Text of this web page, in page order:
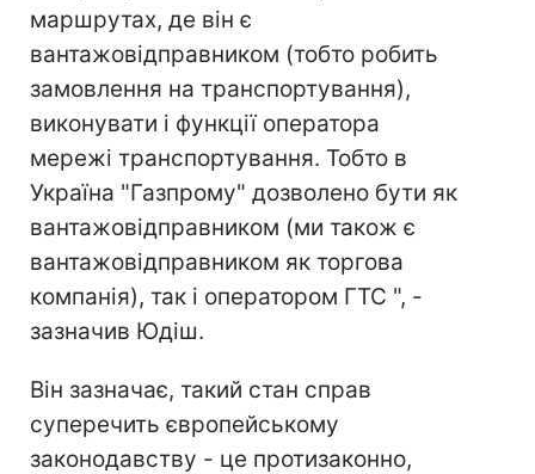
маршрутах, де він є
вантажовідправником (тобто робить
замовлення на транспортування),
виконувати і функції оператора
мережі транспортування. Тобто в
Україна "Газпрому" дозволено бути як
вантажовідправником (ми також є
вантажовідправником як торгова
компанія), так і оператором ГТС ", -
зазначив Юдіш.
Він зазначає, такий стан справ
суперечить європейському
законодавству - це протизаконно,